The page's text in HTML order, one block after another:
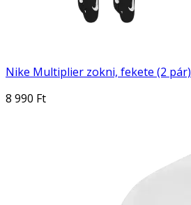
Nike Multiplier zokni, fekete (2 pár)
8 990 Ft